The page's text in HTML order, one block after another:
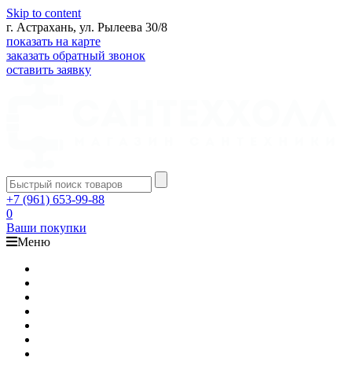
Skip to content
г. Астрахань, ул. Рылеева 30/8
показать на карте
заказать обратный звонок
оставить заявку
+7 (961) 653-99-88
0
Ваши покупки
Меню